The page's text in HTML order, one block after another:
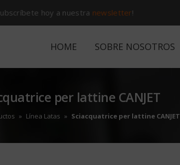
hoy a nuestranewsletter
HOME SOBRE NOSOTROS
per lattine CANJET
» Línea Latas » Sciacquatrice per lattine CANJET